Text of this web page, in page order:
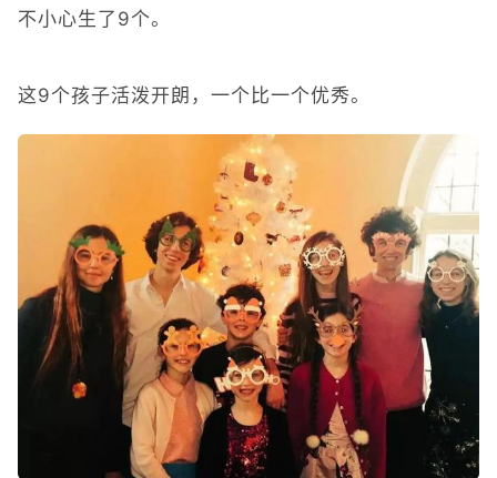
不小心生了9个。
这9个孩子活泼开朗，一个比一个优秀。